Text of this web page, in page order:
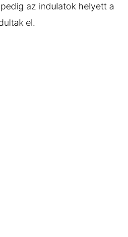
az indulatok helyett a
el.